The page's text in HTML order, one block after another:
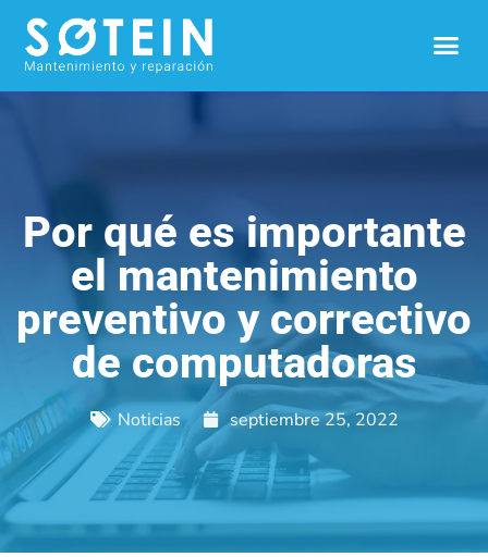
Por qué es importante
el mantenimiento
preventivo y correctivo
de computadoras
Noticias septiembre 25, 2022